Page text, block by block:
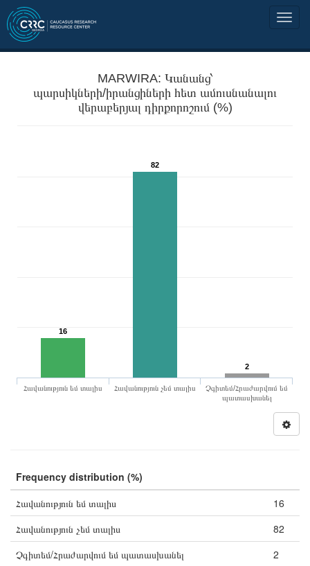
MARWIRA: Կանանց՝
պարսիկների/իրանցիների հետ ամուսնանալու
վերաբերյալ դիրքորոշում (%)
16
82
2
Հավանություն եմ տալիս Հավանություն չեմ տալիս
Չգիտեմ/Հրաժարվում եմ
պատասխանել
Frequency distribution (%)
Հավանություն եմ տալիս
16
Հավանություն չեմ տալիս
82
Չգիտեմ/Հրաժարվում եմ պատասխանել
2